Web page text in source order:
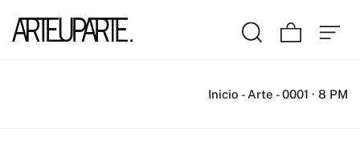
Inicio - Arte -0001 · 8 PM